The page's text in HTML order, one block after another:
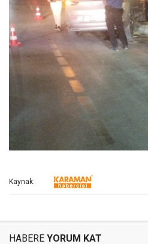
Kaynak:
HABERE YORUM KAT